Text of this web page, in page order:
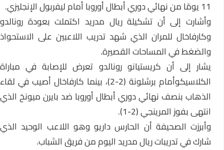
وأشارت إلى أن تشكيلة ريال مدريد اكتملت بعودة رونالدو
وكارفاخال للمران الذي شهد تدريب اللاعبين على الاستحواذ
والضغط في المساحات القصيرة.
يشار إلى أن كريستيانو رونالدو تعرض للإصابة في مباراة
الكلاسيكوأمام برشلونة (2-2)، بينما كارفاخال أصيب في لقاء
الذهاب بنصف نهائي دوري أبطال أوروبا ضد بايرن ميونخ الذي
انتهى بفوز المرينجي (2-1).
وأبرزت الصحيفة أن الحارس داريو وهو اللاعب الوحيد الذي
شارك في تدريبات ريال مدريد اليوم من فريق الشباب.